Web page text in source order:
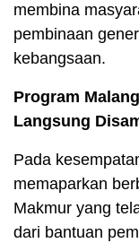
membina
pembinaan
kebangsaan.
Program
Langsung
Pada
memaparkan
Makmur yang
dari bantuan